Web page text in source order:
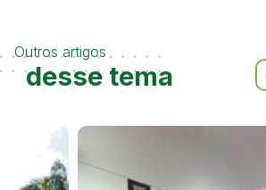
Outros artigos
desse tema